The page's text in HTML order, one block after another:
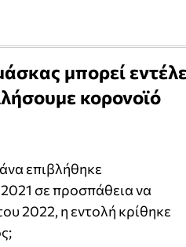
μπορεί
κορονοϊό
επιβλήθηκε
σε προσπάθεια να
2022, η εντολή κρίθηκε